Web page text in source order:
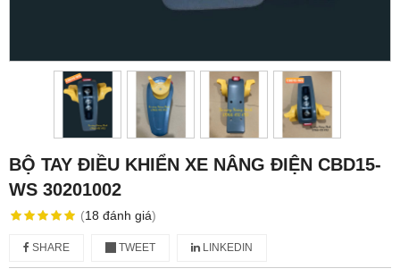
BỘ TAY ĐIỀU KHIỂN XE NÂNG ĐIỆN CBD15-
WS 30201002
(18 đánh giá)
SHARE TWEET LINKEDIN